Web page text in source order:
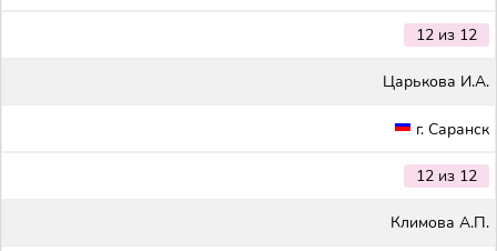
12 из 12
Царькова И.А.
г. Саранск
12 из 12
Климова А.П.